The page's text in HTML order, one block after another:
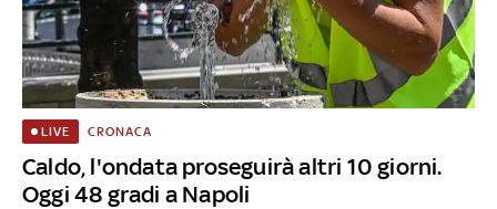
Caldo, l'ondata proseguirà altri 10 giorni.
Oggi 48 gradi a Napoli
LIVE CRONACA